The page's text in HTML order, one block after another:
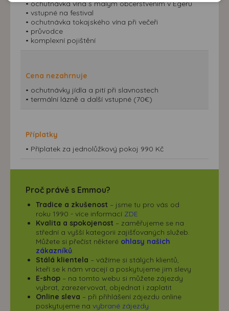
• ochutnávka vína s malým občerstvením v Egeru
• vstupné na festival
• ochutnávka tokajského vína při večeři
• průvodce
• komplexní pojištění
Cena nezahrnuje
• ochutnávky jídla a pití při slavnostech
• termální lázně a další vstupné (70€)
Příplatky
• Příplatek za jednolůžkový pokoj 990 Kč
Proč právě s Emmou?
Tradice a zkušenost – jsme tu pro vás od
roku 1990 - více informací ZDE
Kvalita a spokojenost – zaměřujeme se na
střední a vyšší kategorii zajišťovaných služeb.
Můžete si přečíst některé ohlasy našich
zákazníků
Stálá klientela – vážíme si stálých klientů,
kteří se k nám vracejí a poskytujeme jim slevy
E-shop – na tomto webu si můžete zájezdy
vybrat, zarezervovat, objednat i zaplatit
Online sleva – při přihlášení zájezdu online
poskytujeme na vybrané zájezdy
doporučení.
našem webu, tak na webech třetích stran. Díky tomu
máme možnost vytvářet profily založené na Vašich
zájmech. Na základě těchto informací není zpravidla
možná bezprostřední identifikace uživatele. Bez vyjádření
přizpůsobených Vašim zájmům.